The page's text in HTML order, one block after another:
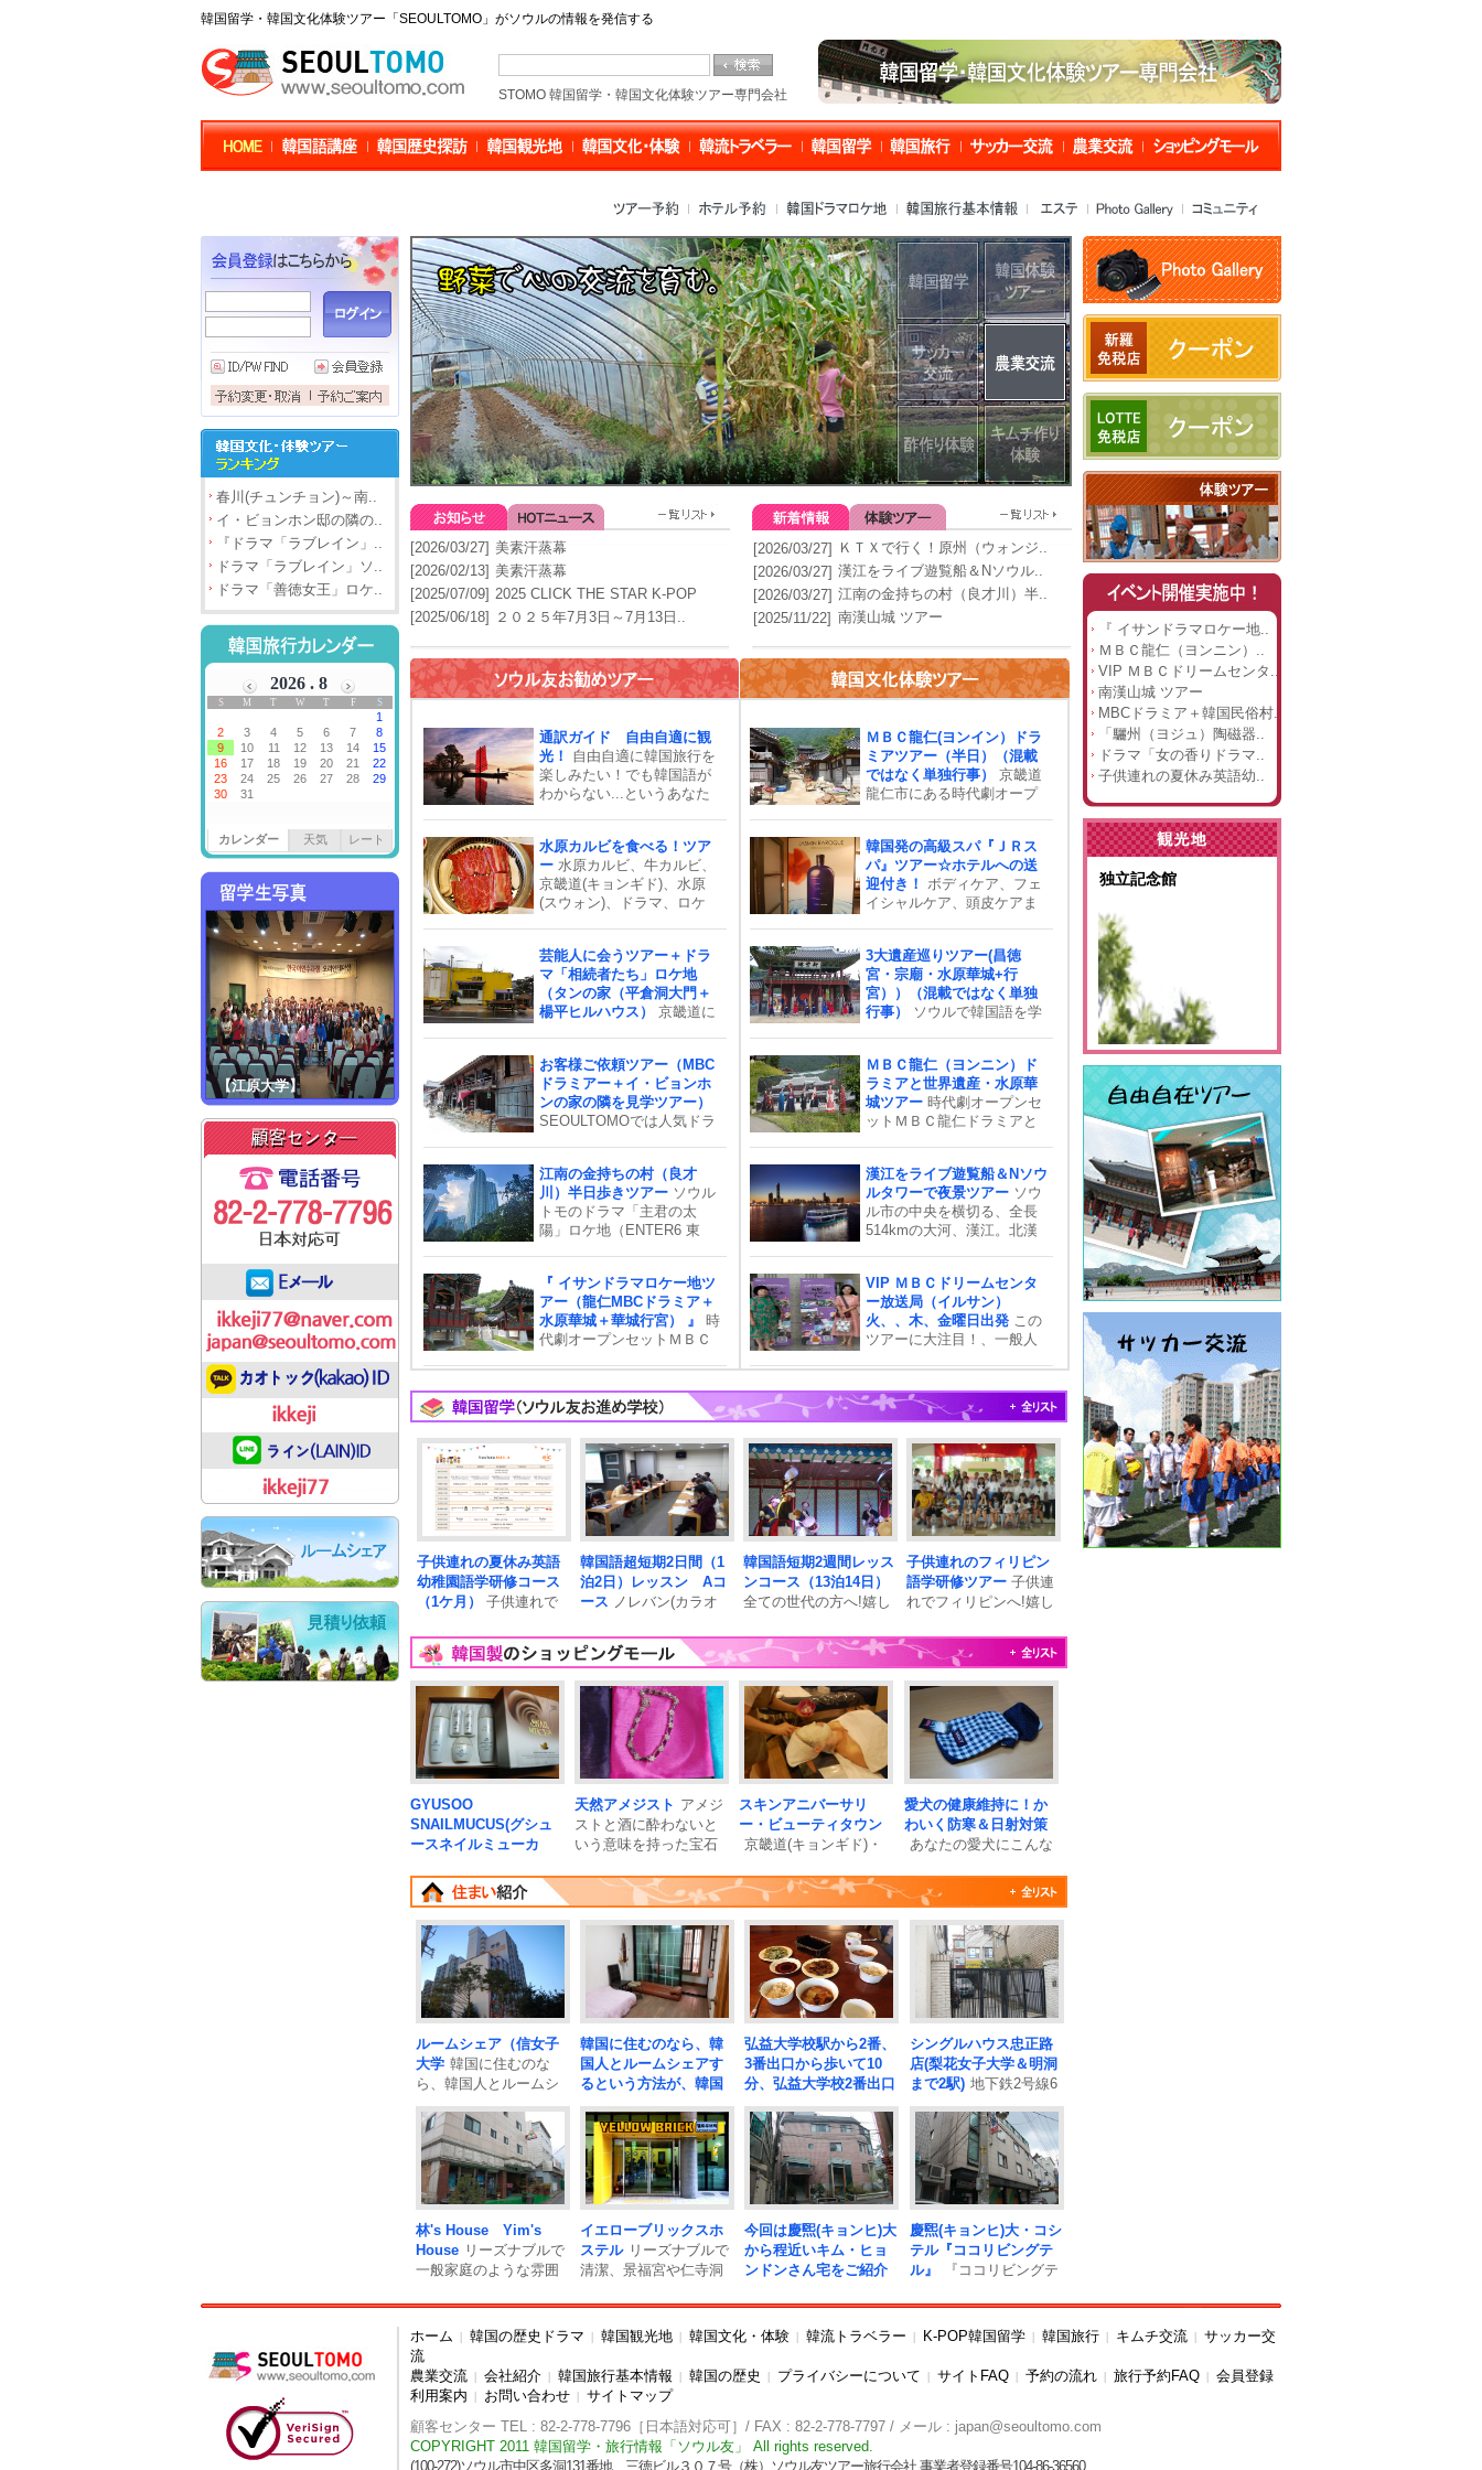
韓国留学・韓国文化体験ツアー「SEOULTOMO」がソウルの情報を発信する
STOMO 韓国留学・韓国文化体験ツアー専門会社
春川(チュンチョン)～南..
イ・ビョンホン邸の隣の..
『ドラマ「ラブレイン」..
ドラマ「ラブレイン」ソ..
ドラマ「善徳女王」ロケ..
カレンダー 天気 レート
【江原大学】
[2026/03/27] 美素汗蒸幕
[2026/02/13] 美素汗蒸幕
[2025/07/09] 2025 CLICK THE STAR K-POP
[2025/06/18]
２０２５年7月3日～7月13日..
[2026/03/27]
ＫＴＸで行く！原州（ウォンジ..
[2026/03/27] 漢江をライブ遊覧船＆Nソウル..
[2026/03/27] 江南の金持ちの村（良才川）半..
[2025/11/22] 南漢山城 ツアー
通訳ガイド 自由自適に観
光！
自由自適に韓国旅行を
楽しみたい！でも韓国語が
わからない...というあなた
自由自在なオリジナルの旅
を応援します。通訳ガイド
は半日の4時間からお申し込
み可能です。ご旅行のスケ
ジュールに合わせて時間を
ご指定下さい。旅のご相談
もお気軽にどうぞ！
水原カルビを食べる！ツア
ー 水原カルビ、牛カルビ、
京畿道(キョンギド)、水原
(スウォン)、ドラマ、ロケ
韓国の歴史や文化、個人旅
行、世界遺産、韓国大河ド
ラマファン、水原華城、行
宮
芸能人に会うツアー＋ドラ
マ「相続者たち」ロケ地
（タンの家（平倉洞大門＋
楊平ヒルハウス）
京畿道に
人公になりきり、「相続者
たち」のロケ地を巡ってみ
てはいかがでしょうか？ 芸
能人に会うツアー＋ドラマ
「相続者たち」ロケ地（タ
ンの家（平倉洞大門＋楊平
ヒルハウス）
お客様ご依頼ツアー（MBC
ドラミアー＋イ・ビョンホ
ンの家の隣を見学ツアー）
SEOULTOMOでは人気ドラ
視聴率３８％を記録し、あ
まりの人気に話数が追加さ
れた話題作です！ソウルか
ら車で約1時間の距離に位置
する京畿道龍仁市に2011年6
月にオープンしたＭＢＣド
ラミアは、建物ごとに自然
さを強調するために、家具
材,装飾,瓦など実際の建築資
材を用いて作られていま
す。そのスケールはなんと
ドラマ撮影地とは違いまる
で民俗村を連想させるほど
の広大な時代劇テーマパー
クです。｢朱蒙｣、｢イ・サ
ン｣、｢善徳女王｣、「トン
イ」､「太
江南の金持ちの村（良才
川）半日歩きツアー ソウル
トモのドラマ「主君の太
陽」ロケ地（ENTER6 東
主君の太陽」ロケ地
（ENTER6 東灘）のロケ地
を巡ってみてはいかがでし
ょうか？
『 イサンドラマロケー地ツ
アー（龍仁MBCドラミア＋
水原華城＋華城行宮） 』
時
代劇オープンセットＭＢＣ
のツアーは韓国大河ドラマ
ファン必見！
ＭＢＣ龍仁(ヨンイン）ドラ
ミアツアー（半日）（混載
ではなく単独行事）
京畿道
龍仁市にある時代劇オープ
ファン必見！2011年6月に正
式オープンしたＭＢＣ龍仁
ドラミアは韓国大河ドラマ
ファン垂涎の時代劇オープ
ンセット！｢朱蒙｣、｢イ・サ
ン｣、｢善徳女王｣、「トン
イ」､「霜花店」など数多く
の人気大河ドラマがこちら
のセットで撮影されまし
た。ソウルから車で約１時
間半のところにある京畿道
龍仁市。敷地面積はなんと
約43万坪もあるという広大
な時代劇テーマパーク「龍
仁ドラミア」でタイムスリ
ップを楽しみましょう。
韓国発の高級スパ『ＪＲス
パ』ツアー☆ホテルへの送
迎付き！ ボディケア、フェ
イシャルケア、頭皮ケアま
肌を手に入れることができ
ます！“天国に行ったような
気持ちになれる”『ＪＲス
パ』のエステをぜひご体験
ください！
3大遺産巡りツアー(昌徳
宮・宗廟・水原華城+行
宮））（混載ではなく単独
行事）
ソウルで韓国語を学
ら…と遠慮される方も多い
のではないでしょうか？ご
安心下さい！こちらのコー
スは４０～６０代の方を対
象にした韓国語短期レッス
ン
ＭＢＣ龍仁（ヨンニン）ド
ラミアと世界遺産・水原華
城ツアー 時代劇オープンセ
ットＭＢＣ龍仁ドラミアと
大河ドラマファン必見！ま
た、利川(イチョン)は陶磁器
のところに行って韓国伝統
の陶磁器を作る経験ができ
ます。
漢江をライブ遊覧船＆Nソウ
ルタワーで夜景ツアー ソウ
ル市の中央を横切る、全長
514kmの大河、漢江。北漢
郡の境で合流し、ソウル市
を通ります。そのまま臨津
江(イムジンガン)へと合流し
西海(黄海)の江華湾に注いで
います。ソウル市民の憩い
トでもあり、観光客の必須
観光スポットでもある漢江
を遊覧船でクルージング。
VIP ＭＢＣドリームセンタ
ー放送局（イルサン）
火、、木、金曜日出発 この
ツアーに大注目！、一般人
学できます。月、水曜日に
は俳優さんたちの台本リデ
子供連れの夏休み英語
幼稚園語学研修コース
（1ケ月） 子供連れで
つき！お子
韓国語超短期2日間（1
泊2日）レッスン Aコ
ース ノレバン(カラオ
探訪な
韓国語短期2週間レッス
ンコース（13泊14日）
全ての世代の方へ!嬉し
子供連れのフィリピン
語学研修ツアー 子供連
れでフィリピンへ!嬉し
GYUSOO
SNAILMUCUS(グシュ
ースネイルミューカ
GYUSOO
SNAILMUCUS(グシュ
ースネイルミューカ
ス）は化粧..
天然アメジスト アメジ
ストと酒に酔わないと
いう意味を持った宝石
スキンアニバーサリ
ー・ビューティタウン
京畿道(キョンギド)・
体験施設スキンアニバ..
愛犬の健康維持に！か
わいく防寒＆日射対策
あなたの愛犬にこんな
てはいかがでしょうか..
ルームシェア（信女子
大学 韓国に住むのな
ら、韓国人とルームシ
ェアするという方法
が、韓国..
韓国に住むのなら、韓
国人とルームシェアす
るという方法が、韓国
語や韓国文化を体験す
る近道！ ご紹介するの
はソウルの北側、「貞
陵」にある、高麗大学
語学堂から20分、 最寄
り駅の4号線・誠信女大
入口駅から1162番バス
で7分..
韓国に住むのな
ら、韓国人とルームシ
ェアするという方法
が、韓国..
弘益大学校駅から2番、
3番出口から歩いて10
分、弘益大学校2番出口
から村バスが常に待機
しており、5分くらいか
かります。 弘益大学校
前のアパートでハウス
メイトを募集しており
ます。弘益..
シングルハウス忠正路
店(梨花女子大学＆明洞
まで2駅) 地下鉄2号線6
番出口から徒歩1分！女
性の階と男性の階が完
全に分か..
林's House Yim's
House リーズナブルで
一般家庭のような雰囲
からの気..
イエローブリックスホ
ステル リーズナブルで
清潔、景福宮や仁寺洞
トに位..
今回は慶煕(キョンヒ)大
から程近いキム・ヒョ
ンドンさん宅をご紹介
アジュンマ(おばさん)が
家族のように色々とと
慶煕(キョンヒ)大・コシ
テル『ココリビングテ
ル』
『ココリビングテ
大学の正門から徒歩7分
ほ..
『 イサンドラマロケー地..
ＭＢＣ龍仁（ヨンニン）..
VIP ＭＢＣドリームセンタ..
南漢山城 ツアー
MBCドラミア＋韓国民俗村..
「驪州（ヨジュ）陶磁器..
ドラマ「女の香りドラマ..
子供連れの夏休み英語幼..
独立記念館
ホーム 韓国の歴史ドラマ 韓国観光地 韓国文化・体験 韓流トラベラー K-POP韓国留学 韓国旅行 キムチ交流
サッカー交
流
農業交流
会社紹介 韓国旅行基本情報 韓国の歴史 プライバシーについて サイトFAQ 予約の流れ 旅行予約FAQ
会員登録
利用案内
お問い合わせ
サイトマップ
顧客センター TEL : 82-2-778-7796［日本語対応可］/ FAX : 82-2-778-7797 / メール : japan@seoultomo.com
COPYRIGHT 2011 韓国留学・旅行情報「ソウル友」 All rights reserved.
(100-272)ソウル市中区多洞131番地 三徳ビル３０７号（株）ソウル友ツアー旅行会社 事業者登録番号104-86-36560